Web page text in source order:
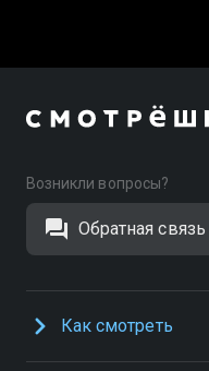
Возникли вопросы?
Обратная связь
Как смотреть